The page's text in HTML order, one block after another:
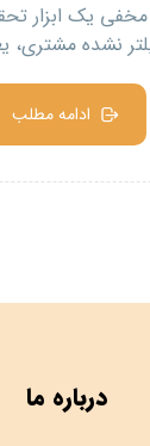
یک ابزار
نشده
ادامه مطلب
درباره ما